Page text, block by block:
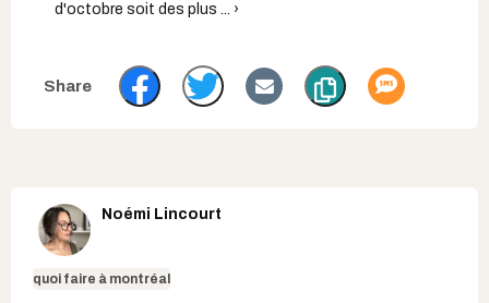
d'octobre soit des plus ... ›
Noémi Lincourt
quoi faire à montréal